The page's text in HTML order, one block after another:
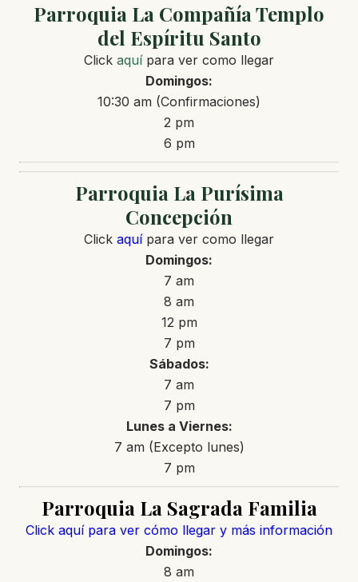
Parroquia La Compañía Templo
del Espíritu Santo
Click aquípara ver como llegar
Domingos:
10:30 am (Confirmaciones)
2 pm
6 pm
Parroquia La Purísima
Concepción
Click aquípara ver como llegar
Domingos:
7 am
8 am
12 pm
7 pm
Sábados:
7 am
7 pm
Lunes a Viernes:
7 am (Excepto lunes)
7 pm
Parroquia La Sagrada Familia
Click aquí para ver cómo llegar y más información
Domingos:
8 am